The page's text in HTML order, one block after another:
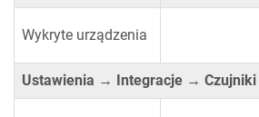
Wykryte urządzenia
Ustawienia → Integracje → Czujniki